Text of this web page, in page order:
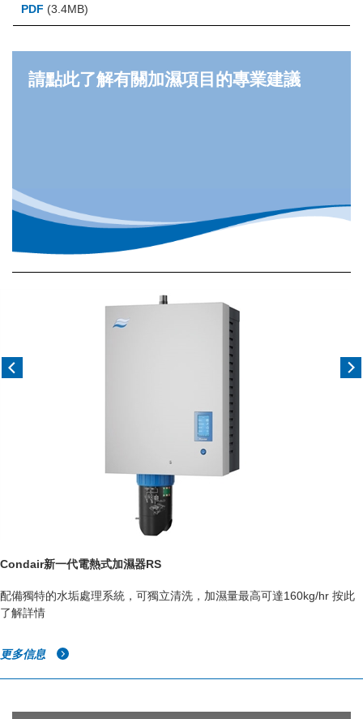
PDF (3.4MB)
請點此了解有關加濕項目的專業建議
Condair新一代電熱式加濕器RS
配備獨特的水垢處理系統，可獨立清洗，加濕量最高可達160kg/hr 按此
了解詳情
更多信息